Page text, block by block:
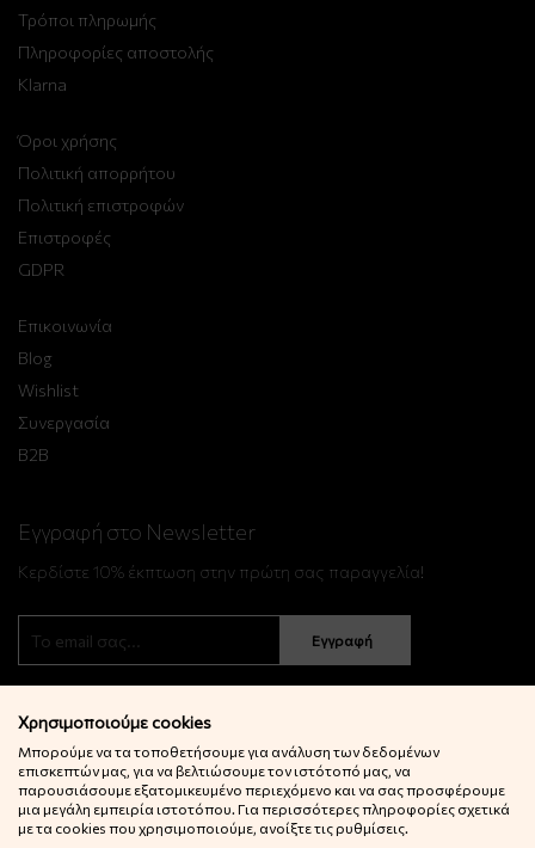
Τρόποι πληρωμής
Πληροφορίες αποστολής
Klarna
Όροι χρήσης
Πολιτική απορρήτου
Πολιτική επιστροφών
Επιστροφές
GDPR
Επικοινωνία
Blog
Wishlist
Συνεργασία
B2B
Εγγραφή στο Newsletter
Κερδίστε 10% έκπτωση στην πρώτη σας παραγγελία!
Εγγραφή
© 2022 Little Big Things. Αll rights reserved.
Χρησιμοποιούμε cookies
Μπορούμε να τα τοποθετήσουμε για ανάλυση των δεδομένων
επισκεπτών μας, για να βελτιώσουμε τον ιστότοπό μας, να
παρουσιάσουμε εξατομικευμένο περιεχόμενο και να σας προσφέρουμε
μια μεγάλη εμπειρία ιστοτόπου. Για περισσότερες πληροφορίες σχετικά
με τα cookies που χρησιμοποιούμε, ανοίξτε τις ρυθμίσεις.